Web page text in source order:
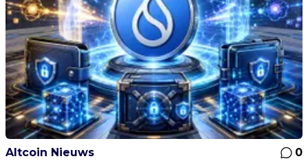
Altcoin Nieuws
0